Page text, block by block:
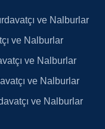
ve Nalburlar
ve Nalburlar
ve Nalburlar
ve Nalburlar
ve Nalburlar